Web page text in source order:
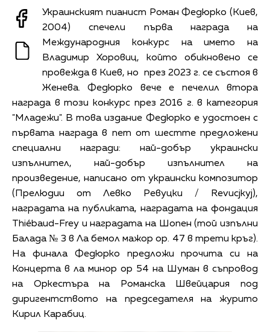
Украинският пианист Роман Федюрко (Киев,
2004) спечели първа награда на
Международния конкурс на името на
Владимир Хоровиц, който обикновено се
провежда в Киев, но през 2023 г. се състоя в
Женева.Федюрко вече е печелил втора
награда в този конкурс през 2016 г. в категория
"Младежи". В това издание Федюрко е удостоен с
първата награда в пет от шестте предложени
специални награди: най-добър украински
изпълнител, най-добър изпълнител на
произведение, написано от украински композитор
(Прелюдии от Левко Ревуцки / Revucjkyj),
наградата на публиката, наградата на фондация
Thiébaud-Frey и наградата на Шопен (той изпълни
Балада № 3 в Ла бемол мажор op. 47 в трети кръг).
На финала Федюрко предложи прочита си на
Концерта в ла минор op 54 на Шуман в съпровод
на Оркестъра на Романска Швейцария под
диригентството на председателя на журито
Кирил Карабиц.